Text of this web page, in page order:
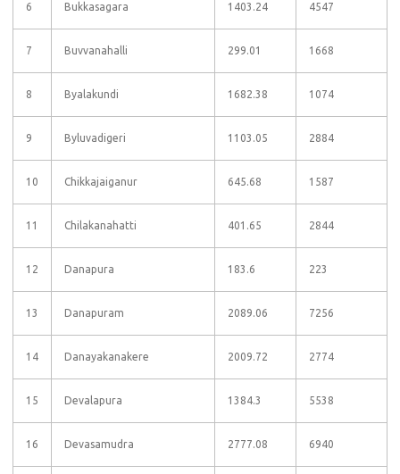
6 Bukkasagara 1403.24 4547
7 Buvvanahalli 299.01 1668
8 Byalakundi 1682.38 1074
9 Byluvadigeri 1103.05 2884
10 Chikkajaiganur 645.68 1587
11 Chilakanahatti 401.65 2844
12 Danapura 183.6 223
13 Danapuram 2089.06 7256
14 Danayakanakere 2009.72 2774
15 Devalapura 1384.3 5538
16 Devasamudra 2777.08 6940